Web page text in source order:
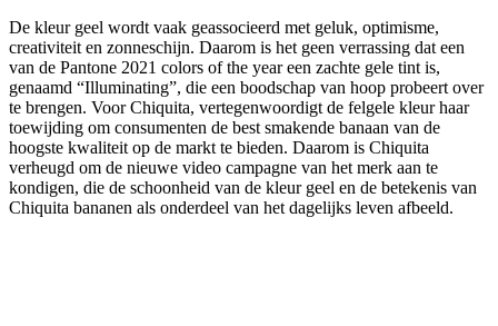
De kleur geel wordt vaak geassocieerd met geluk, optimisme,
creativiteit en zonneschijn. Daarom is het geen verrassing dat een
van de Pantone 2021 colors of the year een zachte gele tint is,
genaamd “Illuminating”, die een boodschap van hoop probeert over
te brengen. Voor Chiquita, vertegenwoordigt de felgele kleur haar
toewijding om consumenten de best smakende banaan van de
hoogste kwaliteit op de markt te bieden. Daarom is Chiquita
verheugd om de nieuwe video campagne van het merk aan te
kondigen, die de schoonheid van de kleur geel en de betekenis van
Chiquita bananen als onderdeel van het dagelijks leven afbeeld.